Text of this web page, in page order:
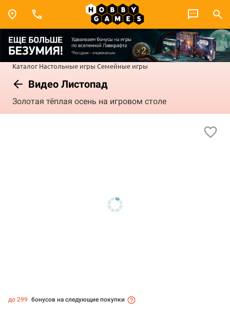
Каталог Настольные игры Семейные игры
Видео Листопад
Золотая тёплая осень на игровом столе
до 299 бонусов на следующие покупки